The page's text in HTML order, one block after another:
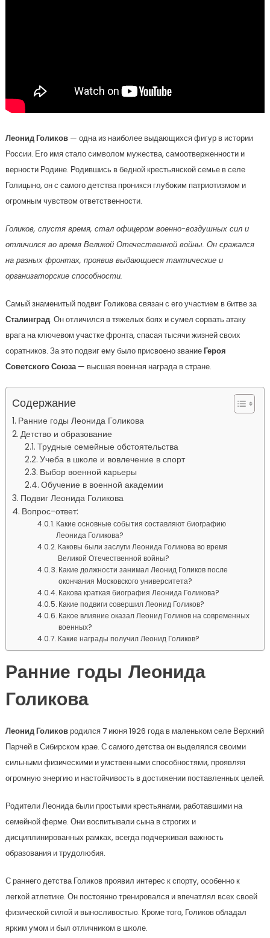
Леонид Голиков— одна из наиболее выдающихся фигур в истории
России. Его имя стало символом мужества, самоотверженности и
верности Родине. Родившись в бедной крестьянской семье в селе
Голицыно, он с самого детства проникся глубоким патриотизмом и
огромным чувством ответственности.
Голиков, спустя время, стал офицером военно-воздушных сил и
отличился во время Великой Отечественной войны. Он сражался
на разных фронтах, проявив выдающиеся тактические и
организаторские способности.
Самый знаменитый подвиг Голикова связан с его участием в битве за
Сталинград. Он отличился в тяжелых боях и сумел сорвать атаку
врага на ключевом участке фронта, спасая тысячи жизней своих
соратников. За это подвиг ему было присвоено званиеГероя
Советского Союза— высшая военная награда в стране.
Содержание
Ранние годы Леонида Голикова
Детство и образование
Трудные семейные обстоятельства
Учеба в школе и вовлечение в спорт
Выбор военной карьеры
Обучение в военной академии
Подвиг Леонида Голикова
Вопрос-ответ:
Какие основные события составляют биографию
Леонида Голикова?
Каковы были заслуги Леонида Голикова во время
Великой Отечественной войны?
Какие должности занимал Леонид Голиков после
окончания Московского университета?
Какова краткая биография Леонида Голикова?
Какие подвиги совершил Леонид Голиков?
Какое влияние оказал Леонид Голиков на современных
военных?
Какие награды получил Леонид Голиков?
Ранние годы Леонида
Голикова
Леонид Голиковродился 7 июня 1926 года в маленьком селе Верхний
Парчей в Сибирском крае. С самого детства он выделялся своими
сильными физическими и умственными способностями, проявляя
огромную энергию и настойчивость в достижении поставленных целей.
Родители Леонида были простыми крестьянами, работавшими на
семейной ферме. Они воспитывали сына в строгих и
дисциплинированных рамках, всегда подчеркивая важность
образования и трудолюбия.
С раннего детства Голиков проявил интерес к спорту, особенно к
легкой атлетике. Он постоянно тренировался и впечатлял всех своей
физической силой и выносливостью. Кроме того, Голиков обладал
ярким умом и был отличником в школе.